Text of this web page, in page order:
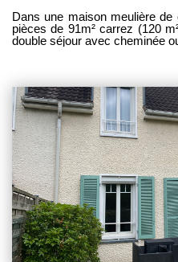
Dans une maison meulière
pièces de 91m² carrez (120 m²
double séjour avec cheminée
cave à vins Grand garage de 47m² pouvant recevoir 2 véhicules
+ rangement. Son parquet
ses moulures lui donnent
Double vitrage. Chauffage
PLACE (école, commerce et
prévoir. Excellent compromis
bien atypique saura sans doute vous séduire. Uniquement chez
PM IMMOBILIER ----------- HONORAIRES CHARGE
ACQUEREUR -------------- PRIX 397 500
HONORAIRES D 'AGENCE INCLUS. Prix
386 000 euros. Honoraires agence 11 500 euros TTC soit
2.98% du prix hors honoraires